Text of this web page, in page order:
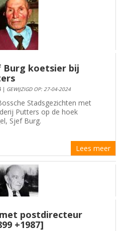
Burg koetsier bij
| GEWIJZIGD OP: 27-04-2024
Stadsgezichten met
Putters op de hoek
Sjef Burg.
Lees meer
postdirecteur
+1987]